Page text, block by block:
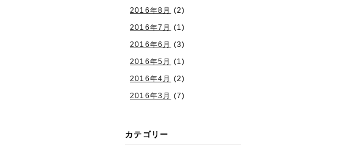
2016年8月
(2)
2016年7月
(1)
2016年6月
(3)
2016年5月
(1)
2016年4月
(2)
2016年3月
(7)
カテゴリー